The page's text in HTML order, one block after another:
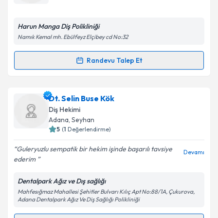
Kişisel verilerimin işlenmesine ilişkin
Metni'ni okudum ve kişisel verilerimin belirtilen
Takvim Talebini Gönder
Harun Manga Diş Polikliniği
Namık Kemal mh. Ebülfeyz Elçibey cd No:32
Randevu Talep Et
Randevu Takvimi Talebi
Dt. Harun Mangaiçin randevu takvimi talebi
oluşturun. Size bu uzmandan randevu almanız için bir
takvim hazırlandığında e-posta ile bilgilendireceğiz.
Kişisel verilerimin işlenmesine ilişkin
Metni'ni okudum ve kişisel verilerimin belirtilen
kapsamda işlenmesini kabul ediyorum.
Dt. Selin Buse Kök
Diş Hekimi
Adana, Seyhan
5 (1 Değerlendirme)
Guleryuzlu sempatik bir hekim işinde başarılı tavsiye
ederim
Devamı
Dentalpark Ağız ve Dış sağlığı
Mahfesığmaz Mahallesi Şehitler Bulvarı Kılıç Apt No:88/1A, Çukurova,
Adana Dentalpark Ağız Ve Diş Sağlığı Polikliniği